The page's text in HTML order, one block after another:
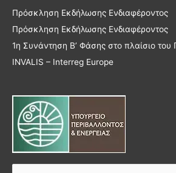
Πρόσκληση Εκδήλωσης Ενδιαφέροντος
Πρόσκληση Εκδήλωσης Ενδιαφέροντος
1η Συνάντηση Β’ Φάσης στο πλαίσιο
INVALIS – Interreg Europe